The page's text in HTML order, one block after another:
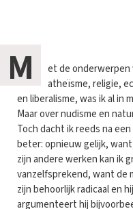
M
et de onderwerpen
atheïsme, religie,
en liberalisme, was ik al in
Maar over nudisme en
Toch dacht ik reeds na
beter: opnieuw gelijk,
zijn andere werken kan ik
vanzelfsprekend, want de
zijn behoorlijk radicaal en
argumenteert hij